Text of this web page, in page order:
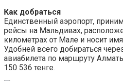
Как добраться
Единственный аэропорт,
рейсы на Мальдивах,
километрах от Мале и носит
Удобней всего добираться
авиабилета по маршруту
150 536 тенге.